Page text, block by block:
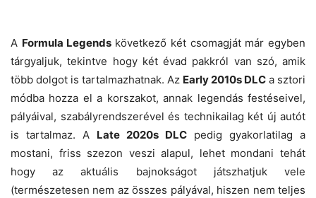
A Formula Legends következő két csomagját már egyben
tárgyaljuk, tekintve hogy két évad pakkról van szó, amik
több dolgot is tartalmazhatnak. Az Early 2010s DLC a sztori
módba hozza el a korszakot, annak legendás festéseivel,
pályáival, szabályrendszerével és technikailag két új autót
is tartalmaz. A Late 2020s DLC pedig gyakorlatilag a
mostani, friss szezon veszi alapul, lehet mondani tehát
hogy az aktuális bajnokságot játszhatjuk vele
(természetesen nem az összes pályával, hiszen nem teljes